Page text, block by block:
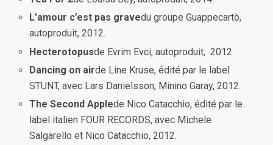
L’amour c’est pas gravedu groupe Guappecartò,
autoproduit, 2012.
Hecterotopusde Evrim Evci, autoproduit, 2012.
Dancing on airde Line Kruse, édité par le label
STUNT, avec Lars Danielsson, Minino Garay, 2012.
The Second Applede Nico Catacchio, édité par le
label italien FOUR RECORDS, avec Michele
Salgarello et Nico Catacchio, 2012.